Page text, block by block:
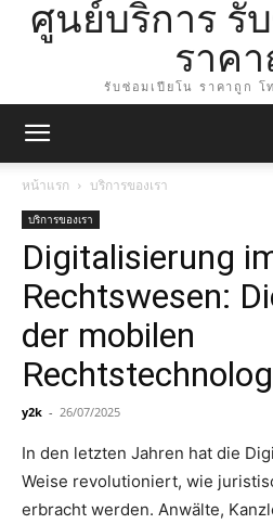
ศูนย์บริการ รั
ราค
รับซ่อมเปียโน ราคาถูก โ
หน้าแรก บริการของเรา
บริการของเรา
Digitalisierung
Rechtswesen:
der mobilen
y2k - 26/07/2025
In den letzten Jahren hat die
Weise revolutioniert, wie
erbracht werden. Anwälte,